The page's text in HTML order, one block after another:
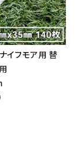
イフモア用 替